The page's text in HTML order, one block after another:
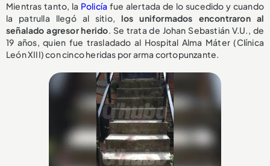
Mientras tanto, la Policía fue alertada de lo sucedido y cuando
la patrulla llegó al sitio, los uniformados encontraron al
señalado agresor herido. Se trata de Johan Sebastián V.U., de
19 años, quien fue trasladado al Hospital Alma Máter (Clínica
León XIII) con cinco heridas por arma cortopunzante.